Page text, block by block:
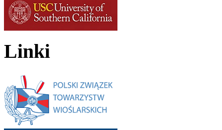
Linki